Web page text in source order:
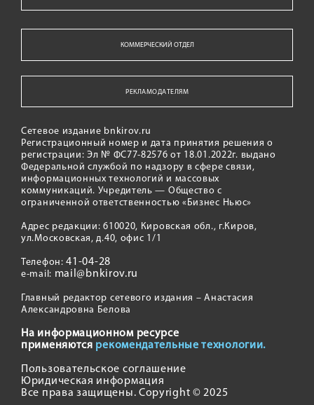
КОММЕРЧЕСКИЙ ОТДЕЛ
РЕКЛАМОДАТЕЛЯМ
Сетевое издание bnkirov.ru
Регистрационный номер и дата принятия решения о
регистрации: Эл № ФС77-82576 от 18.01.2022г. выдано
Федеральной службой по надзору в сфере связи,
информационных технологий и массовых
коммуникаций. Учредитель — Общество с
ограниченной ответственностью «Бизнес Ньюс»
Адрес редакции: 610020, Кировская обл., г.Киров,
ул.Московская, д.40, офис 1/1
Телефон:41-04-28
e-mail: mail@bnkirov.ru
Главный редактор сетевого издания – Анастасия
Александровна Белова
На информационном ресурсе
применяются рекомендательные технологии.
Пользовательское соглашение
Юридическая информация
Все права защищены. Copyright © 2025